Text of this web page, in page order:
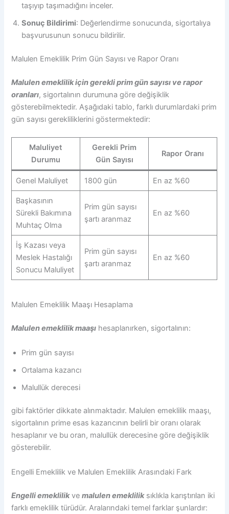
taşıyıp taşımadığını inceler.
Sonuç Bildirimi: Değerlendirme sonucunda, sigortalıya
başvurusunun sonucu bildirilir.
Malulen Emeklilik Prim Gün Sayısı ve Rapor Oranı
Malulen emeklilik için gerekli prim gün sayısı ve rapor
oranları, sigortalının durumuna göre değişiklik
gösterebilmektedir. Aşağıdaki tablo, farklı durumlardaki prim
gün sayısı gerekliliklerini göstermektedir:
Maluliyet
Durumu
Gerekli Prim
Gün Sayısı
Rapor Oranı
Genel Maluliyet 1800 gün En az %60
Başkasının
Sürekli Bakımına
Muhtaç Olma
Prim gün sayısı
şartı aranmaz
En az %60
İş Kazası veya
Meslek Hastalığı
Sonucu Maluliyet
Prim gün sayısı
şartı aranmaz
En az %60
Malulen Emeklilik Maaşı Hesaplama
Malulen emeklilik maaşı hesaplanırken, sigortalının:
Prim gün sayısı
Ortalama kazancı
Malullük derecesi
gibi faktörler dikkate alınmaktadır. Malulen emeklilik maaşı,
sigortalının prime esas kazancının belirli bir oranı olarak
hesaplanır ve bu oran, malullük derecesine göre değişiklik
gösterebilir.
Engelli Emeklilik ve Malulen Emeklilik Arasındaki Fark
Engelli emeklilikvemalulen emekliliksıklıkla karıştırılan iki
farklı emeklilik türüdür. Aralarındaki temel farklar şunlardır: